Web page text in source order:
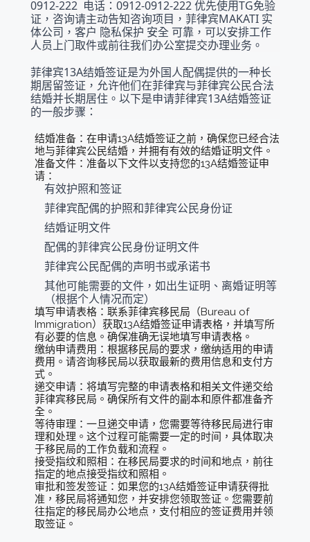
0912-222  电话：0912-0912-222 优先使用TG免验
证，咨询请主动告知咨询项目，菲律宾MAKATI 实
体公司，客户 隐私保护 安全 可靠，可以安排工作
人员上门取件或前往我们办公室提交办理业务。
菲律宾13A结婚签证是为外国人配偶提供的一种长
期居留签证，允许他们在菲律宾与菲律宾公民合法
结婚并长期居住。以下是申请菲律宾13A结婚签证
的一般步骤：
结婚准备：在申请13A结婚签证之前，确保您已经合法
地与菲律宾公民结婚，并拥有有效的结婚证明文件。
准备文件：准备以下文件以支持您的13A结婚签证申
请：
有效护照和签证
菲律宾配偶的护照和菲律宾公民身份证
结婚证明文件
配偶的菲律宾公民身份证明文件
菲律宾公民配偶的声明书或承诺书
其他可能需要的文件，如出生证明、离婚证明等
（根据个人情况而定）
填写申请表格：联系菲律宾移民局（Bureau of
Immigration）获取13A结婚签证申请表格，并填写所
有必要的信息。确保准确无误地填写申请表格。
缴纳申请费用：根据移民局的要求，缴纳适用的申请
费用。请咨询移民局以获取最新的费用信息和支付方
式。
递交申请：将填写完整的申请表格和相关文件递交给
菲律宾移民局。确保所有文件的副本和原件都准备齐
全。
等待审理：一旦递交申请，您需要等待移民局进行审
理和处理。这个过程可能需要一定的时间，具体取决
于移民局的工作负载和流程。
接受指纹和照相：在移民局要求的时间和地点，前往
指定的地点接受指纹和照相。
审批和签发签证：如果您的13A结婚签证申请获得批
准，移民局将通知您，并安排您领取签证。您需要前
往指定的移民局办公地点，支付相应的签证费用并领
取签证。